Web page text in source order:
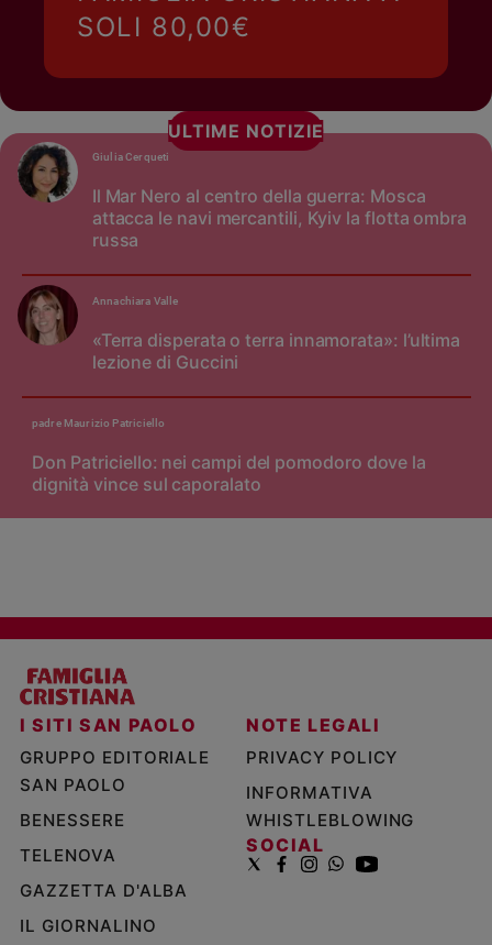
SOLI 80,00€
ULTIME NOTIZIE
Il Mar Nero al centro della guerra: Mosca
attacca le navi mercantili, Kyiv la flotta ombra
russa
Giulia Cerqueti
«Terra disperata o terra innamorata»: l’ultima
lezione di Guccini
Annachiara Valle
Don Patriciello: nei campi del pomodoro dove la
dignità vince sul caporalato
padre Maurizio Patriciello
I SITI SAN PAOLO
GRUPPO EDITORIALE
SAN PAOLO
BENESSERE
TELENOVA
GAZZETTA D'ALBA
IL GIORNALINO
NOTE LEGALI
PRIVACY POLICY
INFORMATIVA
WHISTLEBLOWING
SOCIAL